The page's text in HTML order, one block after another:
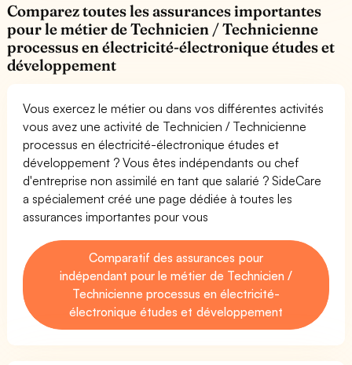
Comparez toutes les assurances importantes
pour le métier de Technicien / Technicienne
processus en électricité-électronique études et
développement
Vous exercez le métier ou dans vos différentes activités
vous avez une activité de Technicien / Technicienne
processus en électricité-électronique études et
développement ? Vous êtes indépendants ou chef
d'entreprise non assimilé en tant que salarié ? SideCare
a spécialement créé une page dédiée à toutes les
assurances importantes pour vous
Comparatif des assurances pour
indépendant pour le métier de Technicien /
Technicienne processus en électricité-
électronique études et développement